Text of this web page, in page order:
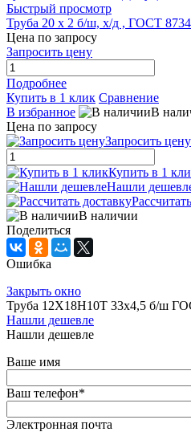
Быстрый просмотр
Труба 20 х 2 б/ш, х/д , ГОСТ
Цена по запросу
Запросить цену
Подробнее
Купить в 1 клик Сравнение
В избранное
В
Цена по запросу
Запросить цену
Купить в 1
Нашли
В наличии
Поделиться
Ошибка
Закрыть окно
Труба 12Х18Н10Т 33х4,5 б/ш
Нашли дешевле
Нашли дешевле
Ваше имя
Ваш телефон*
Электронная почта